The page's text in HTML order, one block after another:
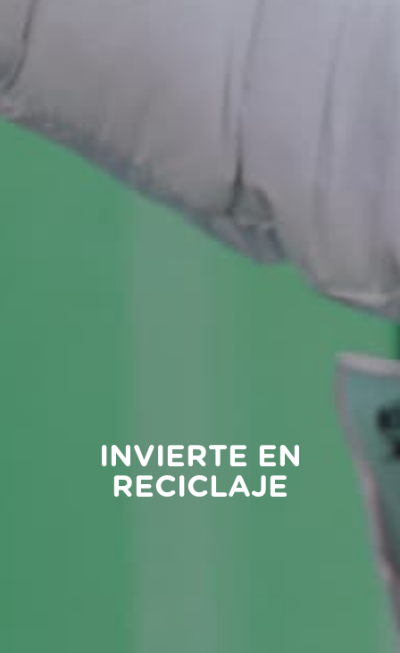
INVIERTE EN
RECICLAJE